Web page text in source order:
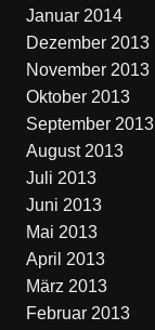
Januar 2014
Dezember 2013
November 2013
Oktober 2013
September 2013
August 2013
Juli 2013
Juni 2013
Mai 2013
April 2013
März 2013
Februar 2013